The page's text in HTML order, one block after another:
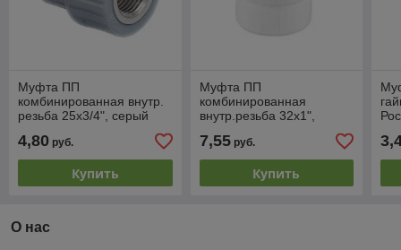
Муфта ПП
комбинированная внутр.
резьба 25х3/4", серый
4,80 руб.
Купить
Муфта ПП
комбинированная
внутр.резьба 32х1",
7,55руб.
Купить
О нас